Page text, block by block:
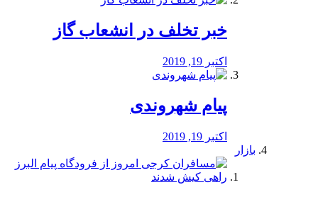
خبر تخلف در انشعاب گاز
اکتبر 19, 2019
پیام شهروندی
اکتبر 19, 2019
بازار